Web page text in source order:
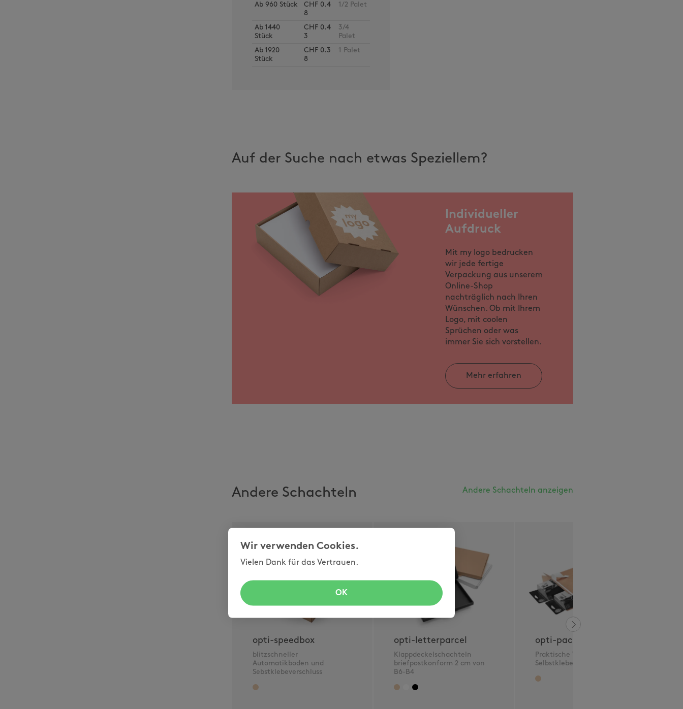
Ab 960 Stück
CHF 0.4
8
1/2 Palet
Ab 1440
Stück
CHF 0.4
3
3/4
Palet
Ab 1920
Stück
CHF 0.3
8
1 Palet
Auf der Suche nach etwas Speziellem?
Individueller
Aufdruck
Mit my logo bedrucken
wir jede fertige
Verpackung aus unserem
Online-Shop
nachträglich nach Ihren
Wünschen. Ob mit Ihrem
Logo, mit coolen
Sprüchen oder was
immer Sie sich vorstellen.
Mehr erfahren
Andere Schachteln Andere Schachteln anzeigen
opti-speedbox
blitzschneller
Automatikboden und
Sebstklebeverschluss
opti-letterparcel
Klappdeckelschachteln
briefpostkonform 2 cm von
B6-B4
opti-packbox
Praktische Versandbox mit
Selbstklebeverschluss
Wir verwenden Cookies.
Vielen Dank für das Vertrauen.
OK